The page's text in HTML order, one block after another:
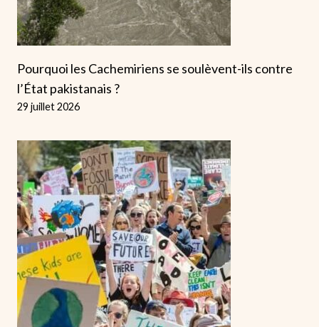
Pourquoi les Cachemiriens se soulèvent-ils contre
l’État pakistanais ?
29 juillet 2026